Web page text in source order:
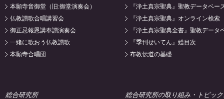
本願寺音御堂（旧:御堂演奏会）
仏教讃歌合唱講習会
御正忌報恩講奉讃演奏会
一緒に歌おう仏教讃歌
本願寺合唱団
『浄土真宗聖典』聖教データベー
『浄土真宗聖典』オンライン検索
『浄土真宗聖典全書』聖教データ
『季刊せいてん』総目次
布教伝道の基礎
総合研究所 総合研究所の取り組み・トピッ